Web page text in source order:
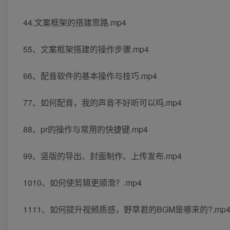
44.文案框架的搭建思路.mp4
55、文案框架搭建的操作步骤.mp4
66、配音软件的基本操作与技巧.mp4
77、如何配音，我的声音不好听可以吗.mp4
88、pr的操作与常用的快捷键.mp4
99、竖版的导出、封面制作、上传发布.mp4
1010、如何使剪辑更顺滑？.mp4
1111、如何提升视频质感，野草君的BGM是哪来的?.mp4